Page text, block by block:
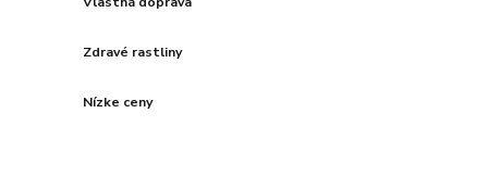
Zdravé rastliny
Nízke ceny